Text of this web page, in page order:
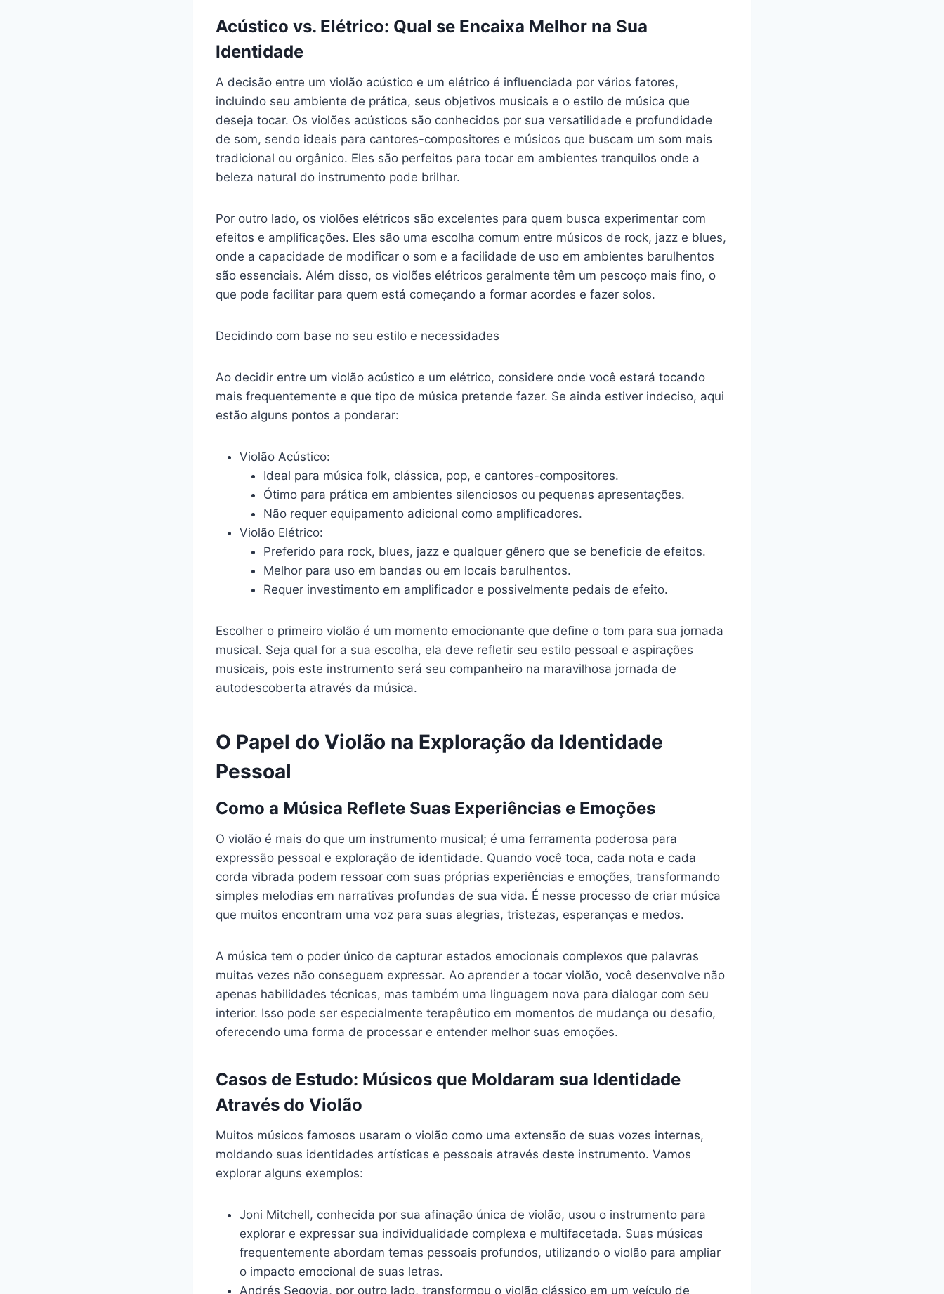
Acústico vs. Elétrico: Qual se Encaixa Melhor na Sua
Identidade
A decisão entre um violão acústico e um elétrico é influenciada por vários fatores,
incluindo seu ambiente de prática, seus objetivos musicais e o estilo de música que
deseja tocar. Os violões acústicos são conhecidos por sua versatilidade e profundidade
de som, sendo ideais para cantores-compositores e músicos que buscam um som mais
tradicional ou orgânico. Eles são perfeitos para tocar em ambientes tranquilos onde a
beleza natural do instrumento pode brilhar.
Por outro lado, os violões elétricos são excelentes para quem busca experimentar com
efeitos e amplificações. Eles são uma escolha comum entre músicos de rock, jazz e blues,
onde a capacidade de modificar o som e a facilidade de uso em ambientes barulhentos
são essenciais. Além disso, os violões elétricos geralmente têm um pescoço mais fino, o
que pode facilitar para quem está começando a formar acordes e fazer solos.
Decidindo com base no seu estilo e necessidades
Ao decidir entre um violão acústico e um elétrico, considere onde você estará tocando
mais frequentemente e que tipo de música pretende fazer. Se ainda estiver indeciso, aqui
estão alguns pontos a ponderar:
Violão Acústico:
Ideal para música folk, clássica, pop, e cantores-compositores.
Ótimo para prática em ambientes silenciosos ou pequenas apresentações.
Não requer equipamento adicional como amplificadores.
Violão Elétrico:
Preferido para rock, blues, jazz e qualquer gênero que se beneficie de efeitos.
Melhor para uso em bandas ou em locais barulhentos.
Requer investimento em amplificador e possivelmente pedais de efeito.
Escolher o primeiro violão é um momento emocionante que define o tom para sua jornada
musical. Seja qual for a sua escolha, ela deve refletir seu estilo pessoal e aspirações
musicais, pois este instrumento será seu companheiro na maravilhosa jornada de
autodescoberta através da música.
O Papel do Violão na Exploração da Identidade
Pessoal
Como a Música Reflete Suas Experiências e Emoções
O violão é mais do que um instrumento musical; é uma ferramenta poderosa para
expressão pessoal e exploração de identidade. Quando você toca, cada nota e cada
corda vibrada podem ressoar com suas próprias experiências e emoções, transformando
simples melodias em narrativas profundas de sua vida. É nesse processo de criar música
que muitos encontram uma voz para suas alegrias, tristezas, esperanças e medos.
A música tem o poder único de capturar estados emocionais complexos que palavras
muitas vezes não conseguem expressar. Ao aprender a tocar violão, você desenvolve não
apenas habilidades técnicas, mas também uma linguagem nova para dialogar com seu
interior. Isso pode ser especialmente terapêutico em momentos de mudança ou desafio,
oferecendo uma forma de processar e entender melhor suas emoções.
Casos de Estudo: Músicos que Moldaram sua Identidade
Através do Violão
Muitos músicos famosos usaram o violão como uma extensão de suas vozes internas,
moldando suas identidades artísticas e pessoais através deste instrumento. Vamos
explorar alguns exemplos:
Joni Mitchell, conhecida por sua afinação única de violão, usou o instrumento para
explorar e expressar sua individualidade complexa e multifacetada. Suas músicas
frequentemente abordam temas pessoais profundos, utilizando o violão para ampliar
o impacto emocional de suas letras.
Andrés Segovia, por outro lado, transformou o violão clássico em um veículo de